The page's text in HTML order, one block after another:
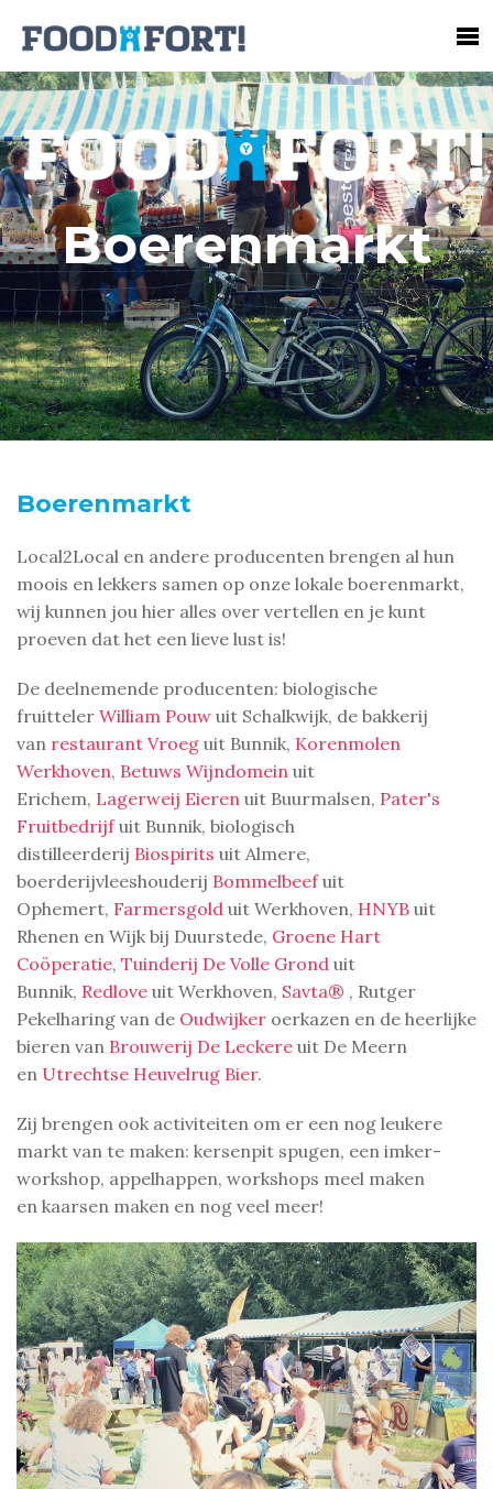
Programma
Sponsors & Partners
Bereikbaarheid
Contact
Pers
Boerenmarkt
Boerenmarkt
Local2Local en andere producenten brengen al hun
moois en lekkers samen op onze lokale boerenmarkt,
wij kunnen jou hier alles over vertellen en je kunt
proeven dat het een lieve lust is!
De deelnemende producenten: biologische
fruitteler William Pouw uit Schalkwijk, de bakkerij
van restaurant Vroeg uit Bunnik, Korenmolen
Werkhoven, Betuws Wijndomein uit
Erichem, Lagerweij Eieren uit Buurmalsen, Pater's
Fruitbedrijfuit Bunnik, biologisch
distilleerderij Biospirits uit Almere,
boerderijvleeshouderij Bommelbeefuit
Ophemert, Farmersgold uit Werkhoven, HNYB uit
Rhenen en Wijk bij Duurstede, Groene Hart
Coöperatie, Tuinderij De Volle Grond uit
Bunnik, Redlove uit Werkhoven, Savta® , Rutger
Pekelharing van de Oudwijker oerkazen en de heerlijke
bieren van Brouwerij De Leckere uit De Meern
en Utrechtse Heuvelrug Bier.
Zij brengen ook activiteiten om er een nog leukere
markt van te maken: kersenpit spugen, een imker-
workshop, appelhappen, workshops meel maken
en kaarsen maken en nog veel meer!